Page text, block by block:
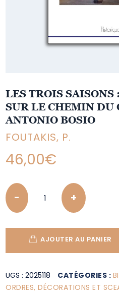
LES TROIS SAISONS
SUR LE CHEMIN DU
ANTONIO BOSIO
FOUTAKIS, P.
46,00€
Quantity
AJOUTER AU PANIER
UGS :2025118 CATÉGORIES :
ORDRES, DÉCORATIONS ET